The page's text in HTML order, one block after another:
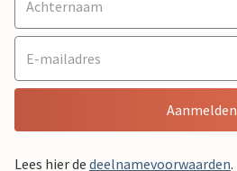
Aanmelden
Lees hier de deelnamevoorwaarden.